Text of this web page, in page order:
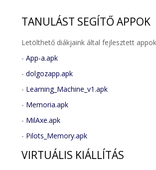
TANULÁST SEGÍTŐ APPOK
Letölthető diákjaink által fejlesztett
-App-a.apk
-dolgozapp.apk
- Learning_Machine_v1.apk
- Memoria.apk
- MilAxe.apk
- Pilots_Memory.apk
VIRTUÁLIS KIÁLLÍTÁS